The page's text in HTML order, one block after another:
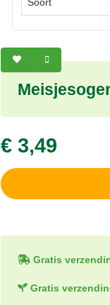
€ 3,49
Gratis
Gratis